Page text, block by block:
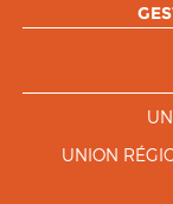
UNION